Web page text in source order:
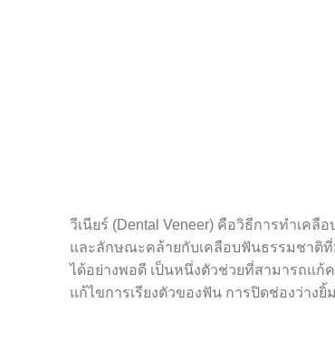
วีเนียร์ (Dental Veneer) คือวิธีการทำเค
และลักษณะคล้ายกับเคลือบฟันธรรมชาติ
ได้อย่างพอดี เป็นหนึ่งตัวช่วยที่สามารถแ
แก้ไขการเรียงตัวของฟัน การปิดช่องว่างยิ้